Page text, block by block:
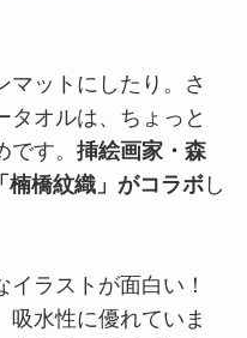
マットにしたり。さ
タオルは、ちょっと
す。 挿絵画家・森
楠橋紋織」がコラボし
ラストが面白い！
吸水性に優れていま